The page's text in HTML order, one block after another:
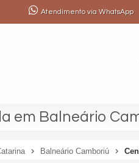
Atendimento via WhatsApp
em Balneário
Balneário Camboriú